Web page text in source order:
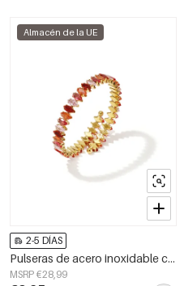
Almacén de la UE
2-5 DÍAS
Pulseras de acero inoxidable con forma elíptica, estilo sencillo para uso diario, serie Simple. Joyería para mujer.
MSRP €28,99